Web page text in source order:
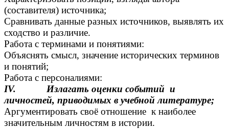
(составителя) источника;
Сравнивать данные разных источников, выявлять их
сходство и различие.
Работа с терминами и понятиями:
Объяснять смысл, значение исторических терминов
и понятий;
Работа с персоналиями:
IV. Излагать оценки событий и
личностей, приводимых в учебной литературе;
Аргументировать своё отношение к наиболее
значительным личностям в истории.